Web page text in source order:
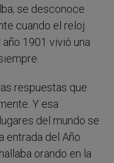
se desconoce
cuando el reloj
1901 vivió una
respuestas que
Y esa
del mundo se
entrada del Año
orando en la